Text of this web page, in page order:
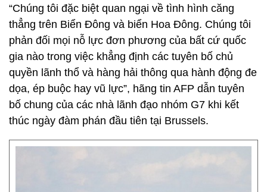
“Chúng tôi đặc biệt quan ngại về tình hình căng
thẳng trên Biển Đông và biển Hoa Đông. Chúng tôi
phản đối mọi nỗ lực đơn phương của bất cứ quốc
gia nào trong việc khẳng định các tuyên bố chủ
quyền lãnh thổ và hàng hải thông qua hành động đe
dọa, ép buộc hay vũ lực”, hãng tin AFP dẫn tuyên
bố chung của các nhà lãnh đạo nhóm G7 khi kết
thúc ngày đàm phán đầu tiên tại Brussels.